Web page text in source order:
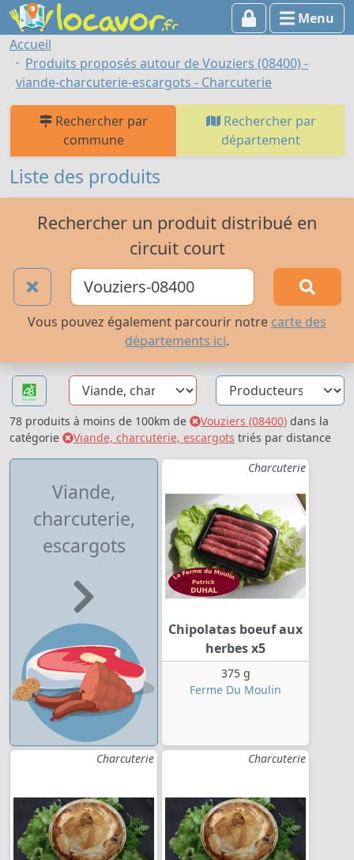
Menu
Accueil
Produits proposés autour de Vouziers (08400) -
viande-charcuterie-escargots - Charcuterie
Rechercher par
commune
Rechercher par
département
Liste des produits
Rechercher un produit distribué en
circuit court
Vous pouvez également parcourir notre carte des
départements ici.
78 produits à moins de 100km de Vouziers (08400) dans la
catégorie
Viande, charcuterie, escargots triés par distance
Viande,
charcuterie,
escargots
Charcuterie
Chipolatas boeuf aux
herbes x5
375 g
Ferme Du Moulin
Charcuterie Charcuterie